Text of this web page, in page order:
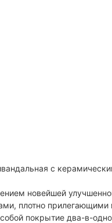
c
новейшей
плотно
покрытие два-в-